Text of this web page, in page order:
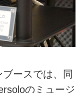
ースでは、同
のミュージ